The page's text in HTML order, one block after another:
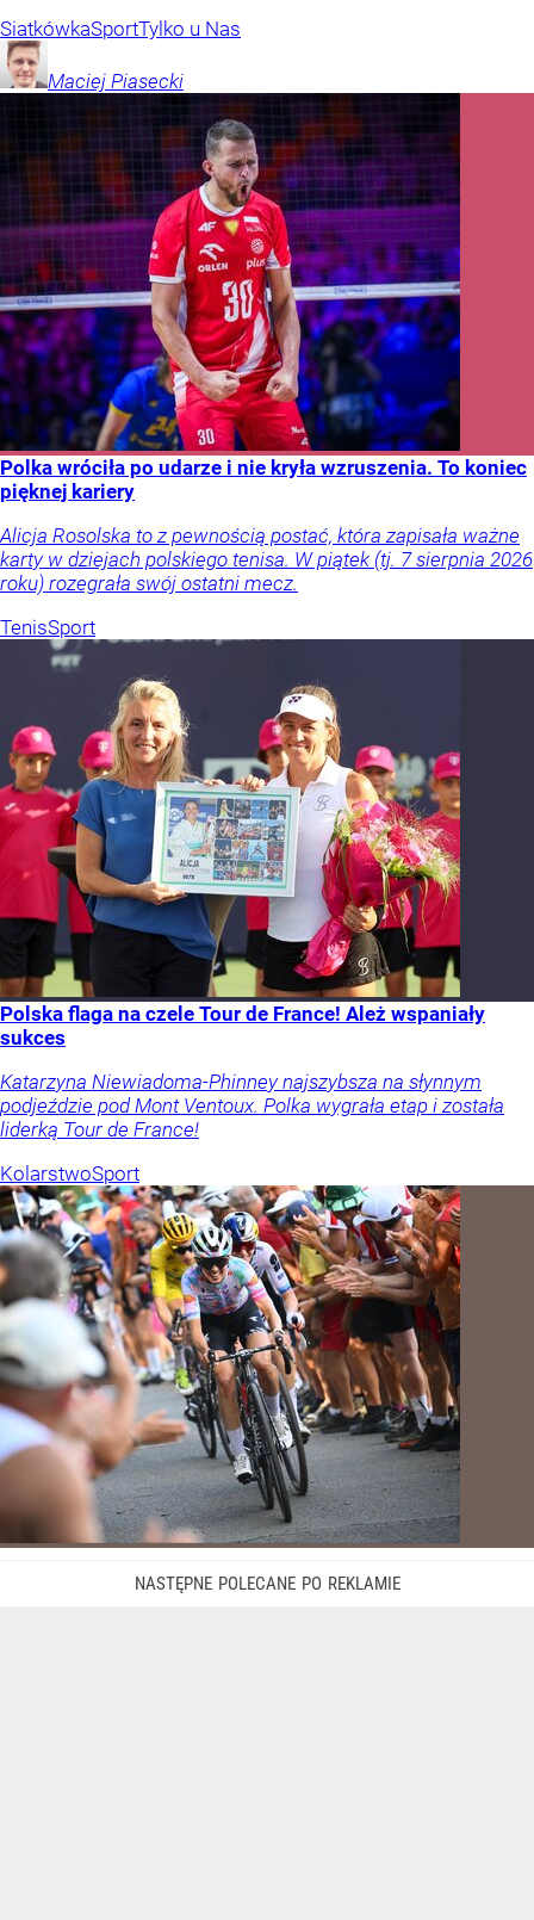
SiatkówkaSportTylko u Nas
Maciej Piasecki
Polka wróciła po udarze i nie kryła wzruszenia. To koniec
pięknej kariery
Alicja Rosolska to z pewnością postać, która zapisała ważne
karty w dziejach polskiego tenisa. W piątek (tj. 7 sierpnia 2026
roku) rozegrała swój ostatni mecz.
TenisSport
Polska flaga na czele Tour de France! Ależ wspaniały
sukces
Katarzyna Niewiadoma-Phinney najszybsza na słynnym
podjeździe pod Mont Ventoux. Polka wygrała etap i została
liderką Tour de France!
KolarstwoSport